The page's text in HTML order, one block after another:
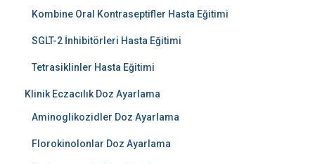
Kombine Oral Kontraseptifler Hasta Eğitimi
SGLT-2 İnhibitörleri Hasta Eğitimi
Tetrasiklinler Hasta Eğitimi
Klinik Eczacılık Doz Ayarlama
Aminoglikozidler Doz Ayarlama
Florokinolonlar Doz Ayarlama